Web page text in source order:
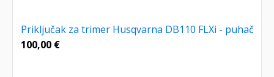
Priključak za trimer Husqvarna DB110 FLXi - puhač
100,00 €